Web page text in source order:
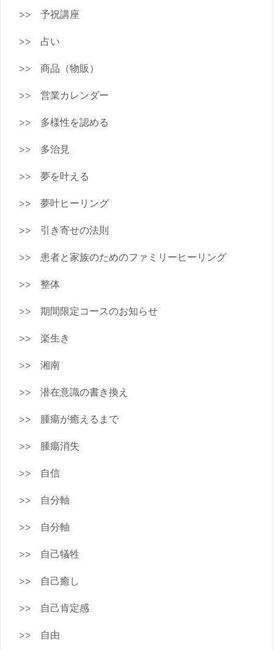
予祝講座
占い
商品（物販）
営業カレンダー
多様性を認める
多治見
夢を叶える
夢叶ヒーリング
引き寄せの法則
患者と家族のためのファミリーヒーリング
整体
期間限定コースのお知らせ
楽生き
湘南
潜在意識の書き換え
腫瘍が癒えるまで
腫瘍消失
自信
自分軸
自分軸
自己犠牲
自己癒し
自己肯定感
自由